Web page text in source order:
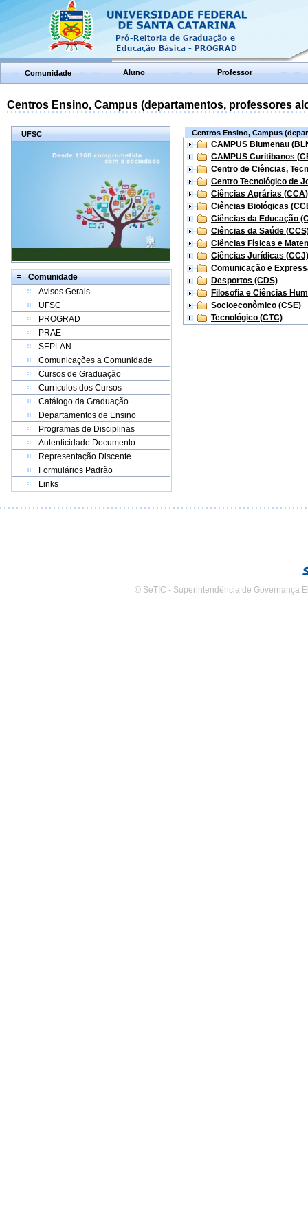
Comunidade Aluno Professor
Centros Ensino, Campus (departamentos, professores
UFSC
Comunidade
Avisos Gerais
UFSC
PROGRAD
PRAE
SEPLAN
Comunicações a Comunidade
Cursos de Graduação
Currículos dos Cursos
Catálogo da Graduação
Departamentos de Ensino
Programas de Disciplinas
Autenticidade Documento
Representação Discente
Formulários Padrão
Links
Centros Ensino, Campus
CAMPUS Blumenau
CAMPUS Curitibanos
Centro de Ciências,
Centro Tecnológico de
Ciências Agrárias (CCA)
Ciências Biológicas
Ciências da Educação
Ciências da Saúde
Ciências Físicas e
Ciências Jurídicas (CCJ)
Comunicação e
Desportos (CDS)
Filosofia e Ciências
Socioeconômico (CSE)
Tecnológico (CTC)
© SeTIC - Superintendência de Governança